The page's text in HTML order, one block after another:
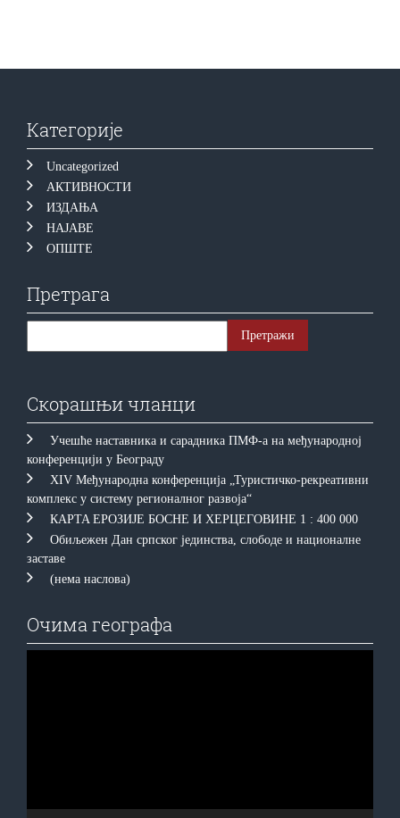
Категорије
Uncategorized
АКТИВНОСТИ
ИЗДАЊА
НАЈАВЕ
ОПШТЕ
Претрага
Скорашњи чланци
Учешће наставника и сарадника ПМФ-а на међународној
конференцији у Београду
XIV Међународна конференција „Туристичко-рекреативни
комплекс у систему регионалног развоја“
КAРTA EРOЗИJE БOСНE И ХEРЦEГOВИНE 1 : 400 000
Обиљежен Дан српског јединства, слободе и националне
заставе
(нема наслова)
Очима географа